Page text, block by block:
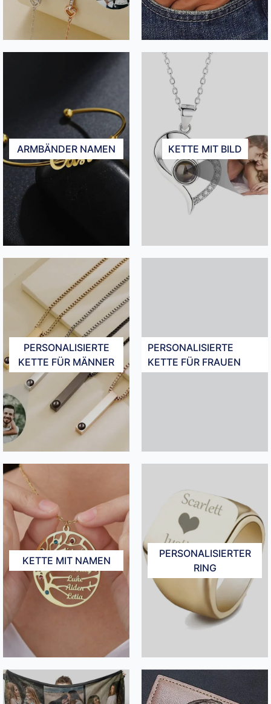
ARMBÄNDER NAMEN KETTE MIT BILD
PERSONALISIERTE
KETTE FÜR MÄNNER​
PERSONALISIERTE
KETTE FÜR FRAUEN
KETTE MIT NAMEN
PERSONALISIERTER
RING